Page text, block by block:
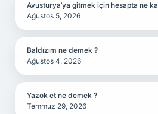
Avusturya’ya gitmek için hesapta ne
Ağustos 5, 2026
Baldızım ne demek ?
Ağustos 4, 2026
Yazok et ne demek ?
Temmuz 29, 2026